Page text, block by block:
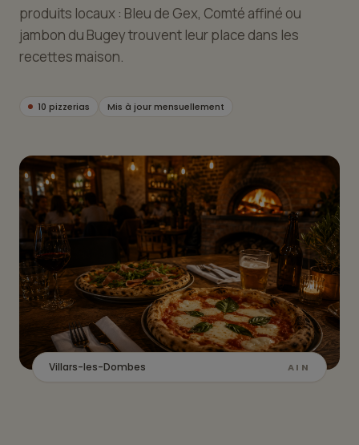
produits locaux : Bleu de Gex, Comté affiné ou
jambon du Bugey trouvent leur place dans les
recettes maison.
10 pizzerias Mis à jour mensuellement
Villars-les-Dombes AIN